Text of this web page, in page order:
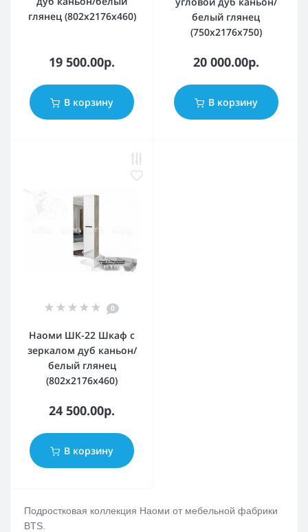
глянец (802x2176x460)
19 500.00р.
В корзину
белый глянец
(750x2176x750)
20 000.00р.
В корзину
0
Наоми ШК-22 Шкаф с
зеркалом дуб каньон/
белый глянец
(802x2176x460)
24 500.00р.
В корзину
Подростковая коллекция Наоми от мебельной фабрики
BTS.